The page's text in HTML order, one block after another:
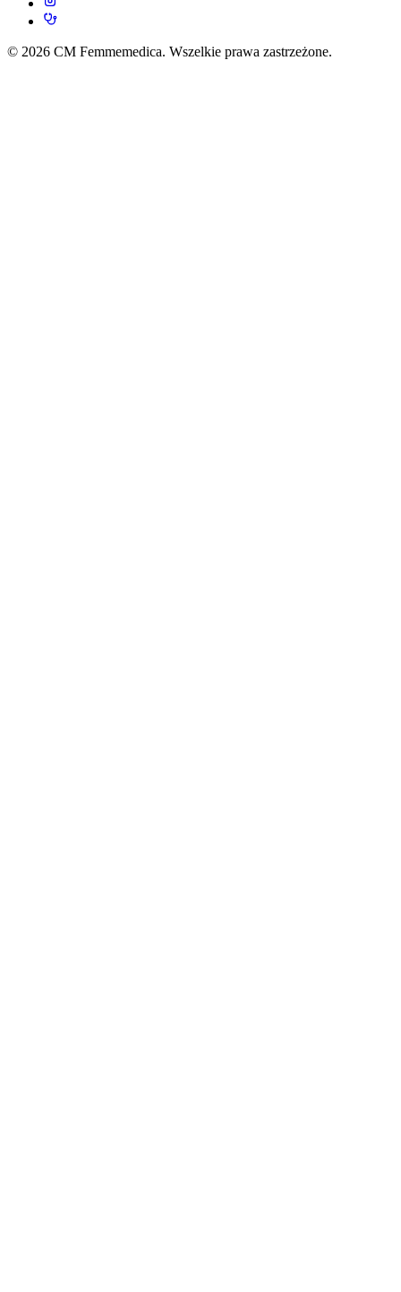
© 2026 CM Femmemedica. Wszelkie prawa zastrzeżone.